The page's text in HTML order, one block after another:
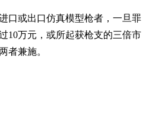
口或出口仿真模型枪者，一旦罪
10万元，或所起获枪支的三倍市
者兼施。